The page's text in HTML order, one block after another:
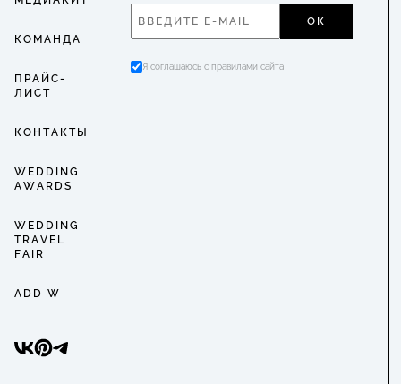
КОМАНДА
ПРАЙС-
ЛИСТ
КОНТАКТЫ
WEDDING
AWARDS
WEDDING
TRAVEL
FAIR
ADD W
ОК
Я соглашаюсь с правилами сайта